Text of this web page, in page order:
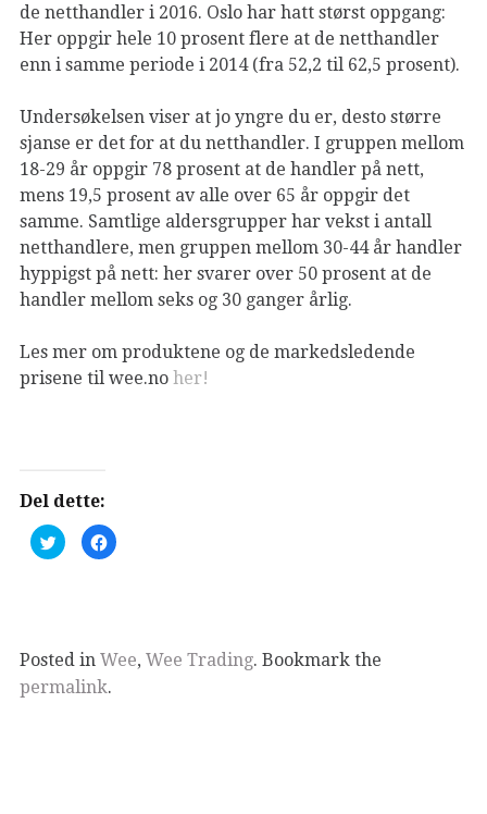
de netthandler i 2016. Oslo har hatt størst oppgang:
Her oppgir hele 10 prosent flere at de netthandler
enn i samme periode i 2014 (fra 52,2 til 62,5 prosent).
Undersøkelsen viser at jo yngre du er, desto større
sjanse er det for at du netthandler. I gruppen mellom
18-29 år oppgir 78 prosent at de handler på nett,
mens 19,5 prosent av alle over 65 år oppgir det
samme. Samtlige aldersgrupper har vekst i antall
netthandlere, men gruppen mellom 30-44 år handler
hyppigst på nett: her svarer over 50 prosent at de
handler mellom seks og 30 ganger årlig.
Les mer om produktene og de markedsledende
prisene til wee.no her!
Del dette:
K
l
d
e
l
e
K
l
d
e
e
Posted in Wee, Wee Trading. Bookmark the
permalink.